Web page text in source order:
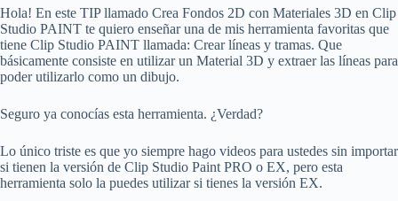
Hola! En este TIP llamado Crea Fondos 2D con Materiales 3D en Clip
Studio PAINT te quiero enseñar una de mis herramienta favoritas que
tiene Clip Studio PAINT llamada: Crear líneas y tramas. Que
básicamente consiste en utilizar un Material 3D y extraer las líneas para
poder utilizarlo como un dibujo.
Seguro ya conocías esta herramienta. ¿Verdad?
Lo único triste es que yo siempre hago videos para ustedes sin importar
si tienen la versión de Clip Studio Paint PRO o EX, pero esta
herramienta solo la puedes utilizar si tienes la versión EX.